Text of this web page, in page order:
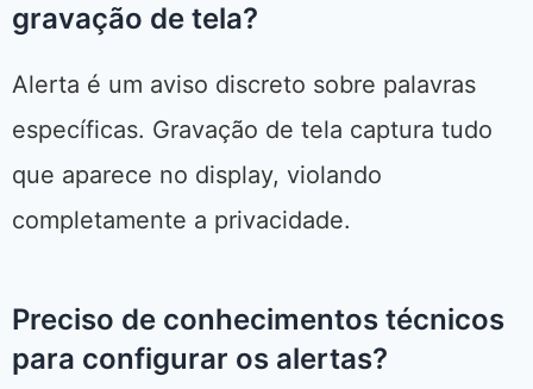
gravação de tela?
Alerta é um aviso discreto sobre palavras
específicas. Gravação de tela captura tudo
que aparece no display, violando
completamente a privacidade.
Preciso de conhecimentos técnicos
para configurar os alertas?